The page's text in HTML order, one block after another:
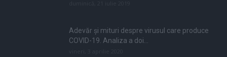
Adevăr și mituri despre virusul care produce
COVID-19. Analiza a doi...